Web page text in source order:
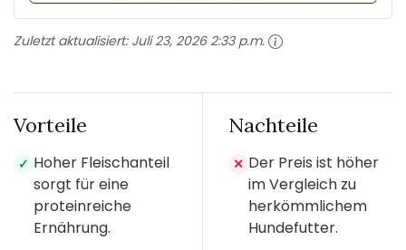
Zuletzt aktualisiert: Juli 23, 2026 2:33 p.m.
Vorteile
✓ Hoher Fleischanteil
sorgt für eine
proteinreiche
Ernährung.
Nachteile
✕ Der Preis ist höher
im Vergleich zu
herkömmlichem
Hundefutter.